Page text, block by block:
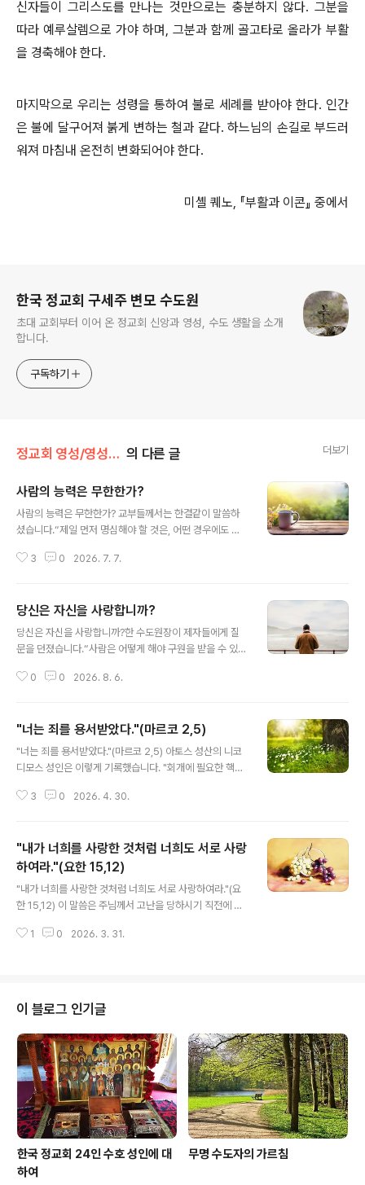
신자들이 그리스도를 만나는 것만으로는 충분하지 않다. 그분을
따라 예루살렘으로 가야 하며, 그분과 함께 골고타로 올라가 부활
을 경축해야 한다.
마지막으로 우리는 성령을 통하여 불로 세례를 받아야 한다. 인간
은 불에 달구어져 붉게 변하는 철과 같다. 하느님의 손길로 부드러
워져 마침내 온전히 변화되어야 한다.
미셸 퀘노, 『부활과 이콘』 중에서
한국 정교회 구세주 변모 수도원
초대 교회부터 이어 온 정교회 신앙과 영성, 수도 생활을 소개
합니다.
구독하기
정교회 영성/영성의 샘터 의 다른 글 더보기
사람의 능력은 무한한가?
사람의 능력은 무한한가? 교부들께서는 한결같이 말씀하
셨습니다.“제일 먼저 명심해야 할 것은, 어떤 경우에도 자
적 투쟁은 특히나 치열하고 어렵습니다. 인간의 유약한 능
지고 말 것이며 투쟁을 계속할 의욕마저 잃게 될 것입니다.
오직 하느님만이 우리에게 참된 승리를 안겨줄 수 있습니
다.자신에게 의지하지 않겠다고 결심하는 순간부터, 대부
하지만 우리는 이를 반드시 극복해야 합니다. 그렇지 않으
3 0 2026. 7. 7.
당신은 자신을 사랑합니까?
당신은 자신을 사랑합니까?한 수도원장이 제자들에게 질
문을 던졌습니다.“사람은 어떻게 해야 구원을 받을 수 있으
늘나라에 도달할 수 있으며, 도달하지 못하는 이들의 이유
지 못할 수도 있습니다. 이해를 돕기 위해 세 가지 비유를
들어 설명해 보겠습니다.썩어 없어질 것을 향한 맹목적인
사랑보통 사람은 무언가를 열렬히 사랑하면 불 속이나 바
앞에서는 목숨까지도 바친다는 뜻입니다.첫 번째 비유: 불
0 0 2026. 8. 6.
"너는 죄를 용서받았다."(마르코 2,5)
"너는 죄를 용서받았다."(마르코 2,5) 아토스 성산의 니코
디모스 성인은 이렇게 기록했습니다. "회개에 필요한 핵심
수 있을까?', '그만두긴 해야겠는데...', 혹은 '죄를 지을 생각
결심해야 합니다." 우리가 이처럼 결심을 굳게 하고 회개하
려 할 때, 우리의 적인 악마는 다가와 생각을 흔들어 놓고
결심을 무용지물로 만들려 합니다. 악마는 우리에게 어둡
고 고독하며 절망적인 생각을 불어넣습니다. "그렇게 많은
잘못을 저질러 놓고 네가 어떻게 구원을 받는단 말이냐? 너
에게 구원이란 없다." 악마는 우리에게 이렇게 속삭입니다.
3 0 2026. 4. 30.
"내가 너희를 사랑한 것처럼 너희도 서로 사랑
하여라."(요한 15,12)
"내가 너희를 사랑한 것처럼 너희도 서로 사랑하여라."(요
한 15,12) 이 말씀은 주님께서 고난을 당하시기 직전에 남
앞둔 아버지의 유언이 자녀들에게 대단히 중요한 의미를
사랑한 것처럼 너희도 서로 사랑하여라. 이것이 나의 계명
이다." 주님은 당신께서 우리를 사랑하셨듯이, 우리가 서로
사랑하는 것이 주님이 주신 계명임을 강조하십니다. 포도
나무의 비유에서도 주님은 당신의 계명을 지키라고 말씀하
셨습니다. "너희도 내 계명을 지키면 내 사랑 안에 머물러
있게 될 것이다." (요한..
1 0 2026. 3. 31.
이 블로그 인기글
한국 정교회 24인 수호 성인에 대
하여
무명 수도자의 가르침